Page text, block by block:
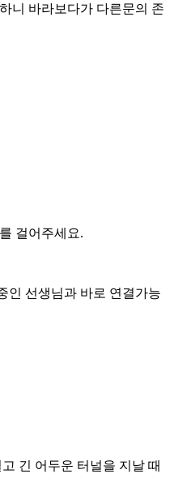
니 바라보다가 다른문의 존
걸어주세요.
인 선생님과 바로 연결가능
긴 어두운 터널을 지날 때